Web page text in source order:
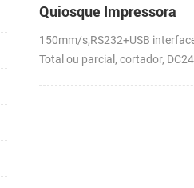
Quiosque Impressora
150mm/s,RS232+USB
Total ou parcial, cortador,